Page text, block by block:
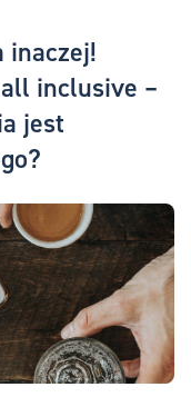
inaczej!
inclusive –
jest